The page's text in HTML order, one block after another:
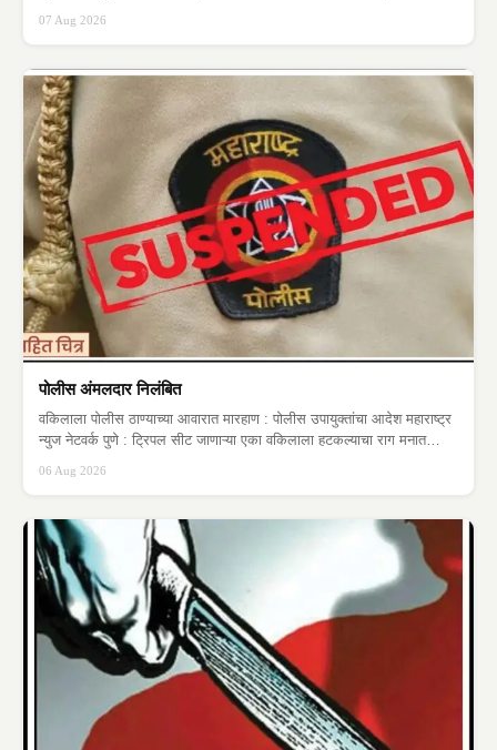
07 Aug 2026
पोलीस अंमलदार निलंबित
वकिलाला पोलीस ठाण्याच्या आवारात मारहाण : पोलीस उपायुक्तांचा आदेश महाराष्ट्र
न्युज नेटवर्क पुणे : ट्रिपल सीट जाणाऱ्या एका वकिलाला हटकल्याचा राग मनात…
06 Aug 2026